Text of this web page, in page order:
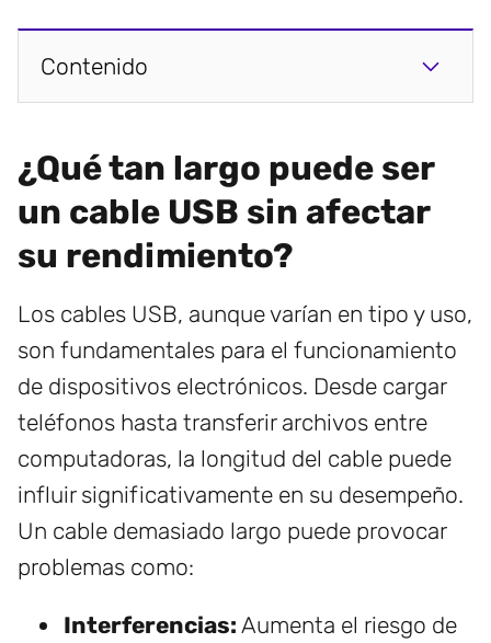
Contenido
¿Qué tan largo puede ser
un cable USB sin afectar
su rendimiento?
Los cables USB, aunque varían en tipo y uso,
son fundamentales para el funcionamiento
de dispositivos electrónicos. Desde cargar
teléfonos hasta transferir archivos entre
computadoras, la longitud del cable puede
influir significativamente en su desempeño.
Un cable demasiado largo puede provocar
problemas como:
Interferencias: Aumenta el riesgo de